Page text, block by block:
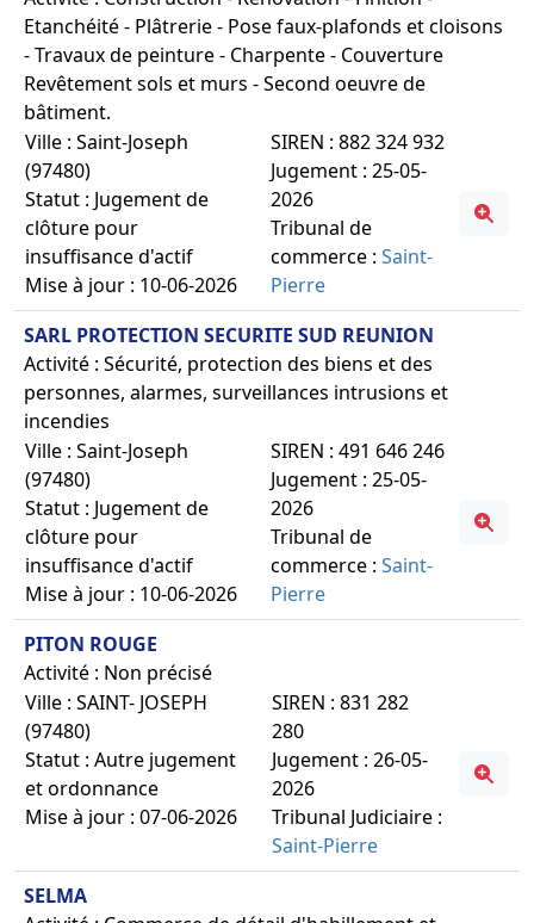
Etanchéité - Plâtrerie - Pose faux-plafonds et cloisons
- Travaux de peinture - Charpente - Couverture
Revêtement sols et murs - Second oeuvre de
bâtiment.
Ville : Saint-Joseph
(97480)
Statut : Jugement de
clôture pour
insuffisance d'actif
Mise à jour : 10-06-2026
SIREN : 882 324 932
Jugement : 25-05-
2026
Tribunal de
commerce :Saint-
Pierre
SARL PROTECTION SECURITE SUD REUNION
Activité : Sécurité, protection des biens et des
personnes, alarmes, surveillances intrusions et
incendies
Ville : Saint-Joseph
(97480)
Statut : Jugement de
clôture pour
insuffisance d'actif
Mise à jour : 10-06-2026
SIREN : 491 646 246
Jugement : 25-05-
2026
Tribunal de
commerce :Saint-
Pierre
PITON ROUGE
Activité : Non précisé
Ville : SAINT- JOSEPH
(97480)
Statut : Autre jugement
et ordonnance
Mise à jour : 07-06-2026
SIREN : 831 282
280
Jugement : 26-05-
2026
Tribunal Judiciaire :
Saint-Pierre
SELMA